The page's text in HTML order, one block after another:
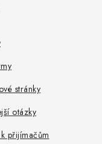
stránky
otázky
přijímačům